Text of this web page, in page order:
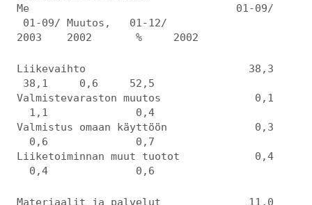
Me 01-09/
01-09/ Muutos, 01-12/
2003 2002 % 2002
Liikevaihto 38,3
38,1 0,6 52,5
Valmistevaraston muutos 0,1
1,1 0,4
Valmistus omaan käyttöön 0,3
0,6 0,7
Liiketoiminnan muut tuotot 0,4
0,4 0,6
Materiaalit ja palvelut 11,0